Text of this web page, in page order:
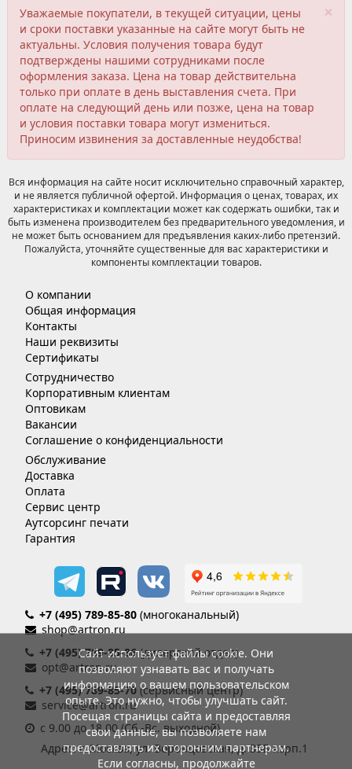
×
Уважаемые покупатели, в текущей ситуации, цены
и сроки поставки указанные на сайте могут быть не
актуальны. Условия получения товара будут
подтверждены нашими сотрудниками после
оформления заказа. Цена на товар действительна
только при оплате в день выставления счета. При
оплате на следующий день или позже, цена на товар
и условия поставки товара могут измениться.
Приносим извинения за доставленные неудобства!
Вся информация на сайте носит исключительно справочный характер,
и не является публичной офертой. Информация о ценах, товарах, их
характеристиках и комплектации может как содержать ошибки, так и
быть изменена производителем без предварительного уведомления, и
не может быть основанием для предъявления каких-либо претензий.
Пожалуйста, уточняйте существенные для вас характеристики и
компоненты комплектации товаров.
О компании
Общая информация
Контакты
Наши реквизиты
Сертификаты
Сотрудничество
Корпоративным клиентам
Оптовикам
Вакансии
Соглашение о конфиденциальности
Обслуживание
Доставка
Оплата
Сервис центр
Аутсорсинг печати
Гарантия
+7 (495) 789-85-80 (многоканальный)
shop@artron.ru
+7 (495) 789-85-86(дилерский отдел)
opt@artron.ru
+7 (495) 789-85-70 (сервисный центр)
service@artron.ru
с 9.00 до 18.00 (Сб.-Вс. выходной)
Адрес: г. Москва, ул. Воронцовская, д. 35Б корп.1
Сайт использует файлы cookie. Они
позволяют узнавать вас и получать
информацию о вашем пользовательском
опыте. Это нужно, чтобы улучшать сайт.
Посещая страницы сайта и предоставляя
свои данные, вы позволяете нам
предоставлять их сторонним партнерам.
Если согласны, продолжайте